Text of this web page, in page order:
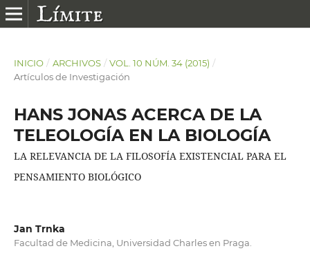
INICIO / ARCHIVOS / VOL. 10 NÚM. 34 (2015) /
Artículos de Investigación
HANS JONAS ACERCA DE LA
TELEOLOGÍA EN LA BIOLOGÍA
LA RELEVANCIA DE LA FILOSOFÍA EXISTENCIAL PARA EL
PENSAMIENTO BIOLÓGICO
Jan Trnka
Facultad de Medicina, Universidad Charles en Praga.